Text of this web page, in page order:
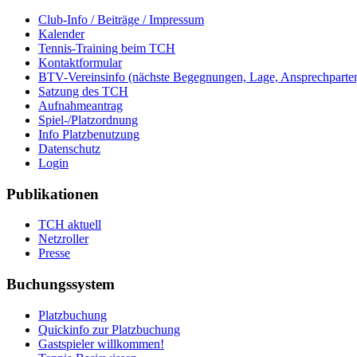
Club-Info / Beiträge / Impressum
Kalender
Tennis-Training beim TCH
Kontaktformular
BTV-Vereinsinfo (nächste Begegnungen, Lage,
Satzung des TCH
Aufnahmeantrag
Spiel-/Platzordnung
Info Platzbenutzung
Datenschutz
Login
Publikationen
TCH aktuell
Netzroller
Presse
Buchungssystem
Platzbuchung
Quickinfo zur Platzbuchung
Gastspieler willkommen!